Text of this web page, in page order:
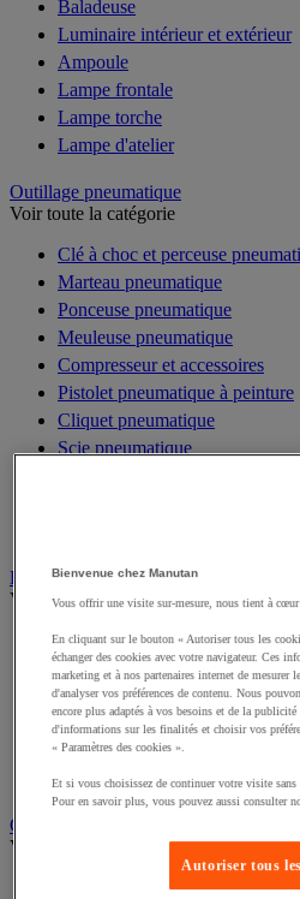
Baladeuse
Luminaire intérieur et extérieur
Ampoule
Lampe frontale
Lampe torche
Lampe d'atelier
Outillage pneumatique
Voir toute la catégorie
Clé à choc et perceuse
Marteau pneumatique
Ponceuse pneumatique
Meuleuse pneumatique
Compresseur et accessoires
Pistolet pneumatique à peinture
Cliquet pneumatique
Scie pneumatique
Électricité
Voir toute la catégorie
Batterie, chargeur et câble
Câble électrique
Équipement de tableau
Prise et interrupteur
Rallonge, multiprise et
Accessoires pour tableau
Outillage électroportatif
Voir toute la catégorie
Outillage électroportatif filaire
Bienvenue chez Manutan
Vous offrir une visite sur-mesure, nous tient à
En cliquant sur le bouton « Autoriser tous les
échanger des cookies avec votre navigateur. Ces
marketing et à nos partenaires internet de mesurer
d'analyser vos préférences de contenu. Nous
encore plus adaptés à vos besoins et de la
d'informations sur les finalités et choisir vos
« Paramètres des cookies ».
Et si vous choisissez de continuer votre visite
Pour en savoir plus, vous pouvez aussi consulter
Autoriser tous